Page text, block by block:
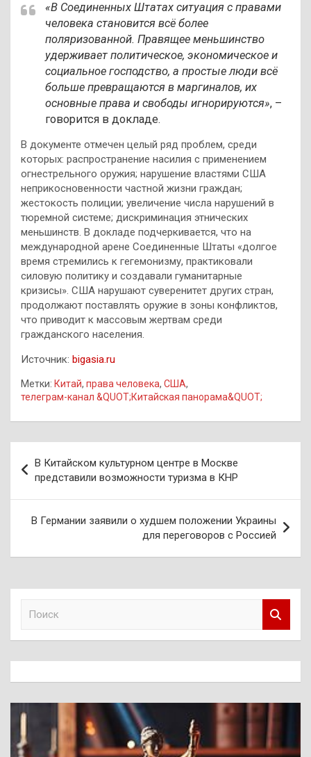
«В Соединенных Штатах ситуация с правами
человека становится всё более
поляризованной. Правящее меньшинство
удерживает политическое, экономическое и
социальное господство, а простые люди всё
больше превращаются в маргиналов, их
основные права и свободы игнорируются», –
говорится в докладе.
В документе отмечен целый ряд проблем, среди
которых: распространение насилия с применением
огнестрельного оружия; нарушение властями США
неприкосновенности частной жизни граждан;
жестокость полиции; увеличение числа нарушений в
тюремной системе; дискриминация этнических
меньшинств. В докладе подчеркивается, что на
международной арене Соединенные Штаты «долгое
время стремились к гегемонизму, практиковали
силовую политику и создавали гуманитарные
кризисы». США нарушают суверенитет других стран,
продолжают поставлять оружие в зоны конфликтов,
что приводит к массовым жертвам среди
гражданского населения.
Источник: bigasia.ru
Метки: Китай, права человека, США,
телеграм-канал &QUOT;Китайская панорама&QUOT;
по
записям
В Китайском культурном центре в Москве
представили возможности туризма в КНР
В Германии заявили о худшем положении Украины
для переговоров с Россией
к